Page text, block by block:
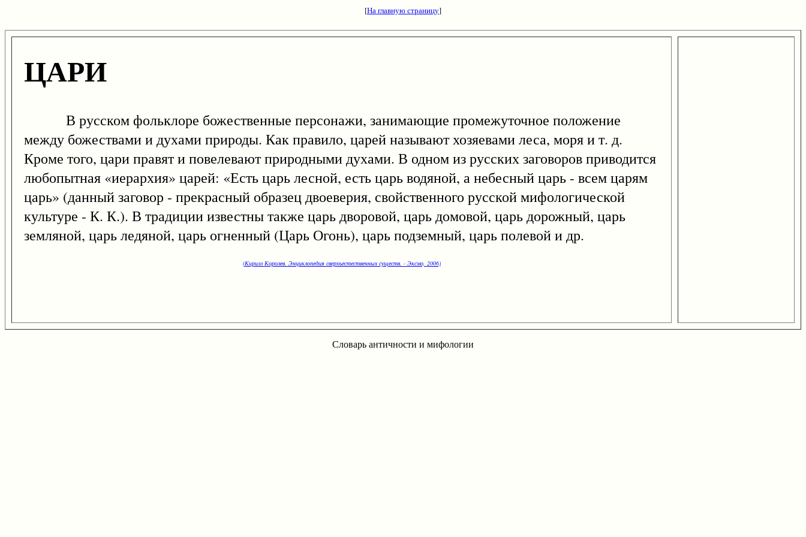
[На главную страницу]
ЦАРИ
В русском фольклоре божественные персонажи, занимающие промежуточное положение
между божествами и духами природы. Как правило, царей называют хозяевами леса, моря и т. д.
Кроме того, цари правят и повелевают природными духами. В одном из русских заговоров приводится
любопытная «иерархия» царей: «Есть царь лесной, есть царь водяной, а небесный царь - всем царям
царь» (данный заговор - прекрасный образец двоеверия, свойственного русской мифологической
культуре - К. К.). В традиции известны также царь дворовой, царь домовой, царь дорожный, царь
земляной, царь ледяной, царь огненный (Царь Огонь), царь подземный, царь полевой и др.
(Кирилл Королев. Энциклопедия сверхъестественных существ. - Эксмо, 2006)
Словарь античности и мифологии